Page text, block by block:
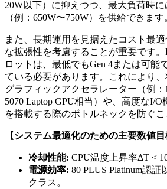
20W以下）に抑えつつ、最大負荷時
（例：650W〜750W）を供給できます
また、長期運用を見据えたコスト最
な拡張性を考慮することが重要です。
ロットは、最低でもGen 4または可能
ている必要があります。これにより
グラフィックアクセラレーター（例
5070 Laptop GPU相当）や、高度なI/
を搭載する際のボトルネックを防ぐこ
【システム最適化のための主要数値目
冷却性能: CPU温度上昇率ΔT <
電源効率: 80 PLUS Platinum認
クラス。